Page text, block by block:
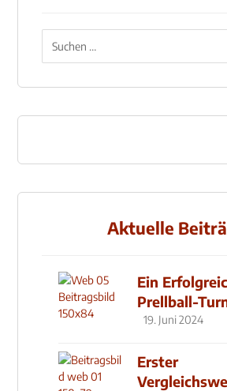
Aktuelle
Ein
Prellball-
19. Juni 2024
Erster